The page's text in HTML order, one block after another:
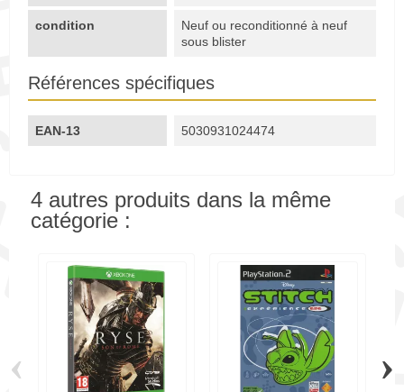
condition
Neuf ou reconditionné à neuf
sous blister
Références spécifiques
EAN-13 5030931024474
4 autres produits dans la même
catégorie :
‹ ›